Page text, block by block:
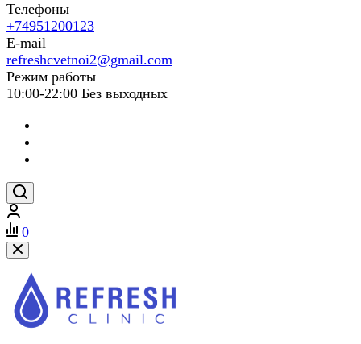
Телефоны
+74951200123
E-mail
refreshcvetnoi2@gmail.com
Режим работы
10:00-22:00 Без выходных
0